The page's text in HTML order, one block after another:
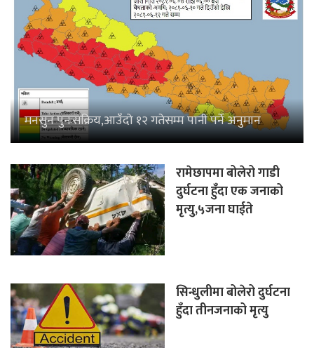
मनसुन पुनःसक्रिय,आउँदो १२ गतेसम्म पानी पर्ने अनुमान
रामेछापमा बोलेरो गाडी
दुर्घटना हुँदा एक जनाको
मृत्यु,५जना घाईते
सिन्धुलीमा बोलेरो दुर्घटना
हुँदा तीनजनाको मृत्यु